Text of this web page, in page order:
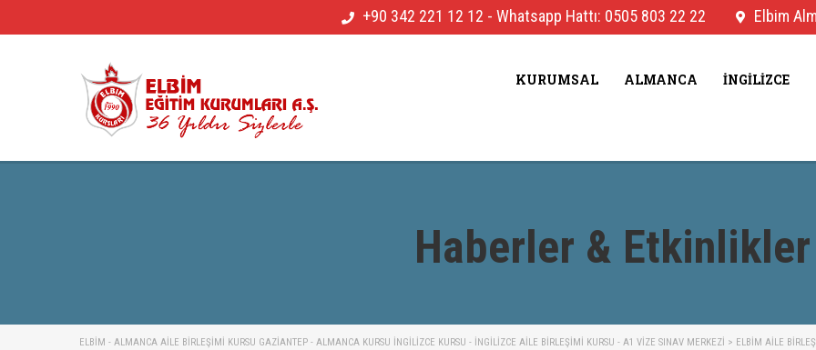
Elbim
+90 342 221 12 12 - Whatsapp Hattı: 0505 803 22 22
KURUMSAL ALMANCA İNGILIZCE
Haberler & Etkinlikler
ELBİM - ALMANCA AILE BIRLEŞIMI KURSU GAZIANTEP - ALMANCA KURSU İNGILIZCE KURSU - İNGILIZCE AILE BIRLEŞIMI KURSU - A1 VIZE SINAV MERKEZI > ELBIM AILE